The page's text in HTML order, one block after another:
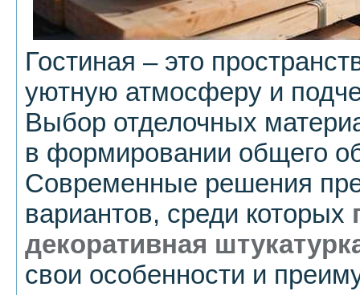
Гостиная – это
уютную атмосферу и
Выбор отделочных
в формировании общего
Современные решения
вариантов, среди которых
декоративная
свои особенности и